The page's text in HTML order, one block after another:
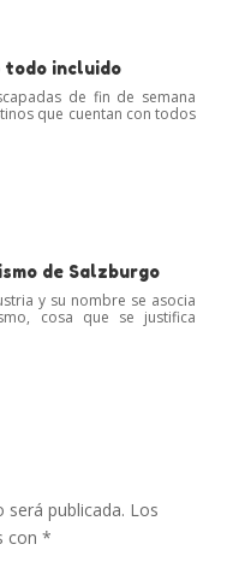
todo incluido
de fin de semana
que cuentan con todos
de Salzburgo
y su nombre se asocia
cosa que se justifica
publicada. Los
con *